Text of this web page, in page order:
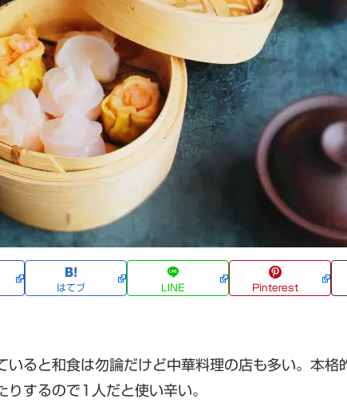
はてブ LINE Pinterest
いると和食は勿論だけど中華料理の店も多い。本格
りするので1人だと使い辛い。